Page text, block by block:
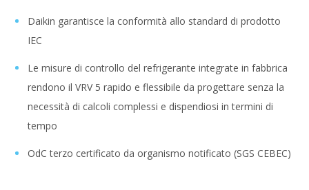
Daikin garantisce la conformità allo standard di prodotto
IEC
Le misure di controllo del refrigerante integrate in fabbrica
rendono il VRV 5 rapido e flessibile da progettare senza la
necessità di calcoli complessi e dispendiosi in termini di
tempo
OdC terzo certificato da organismo notificato (SGS CEBEC)